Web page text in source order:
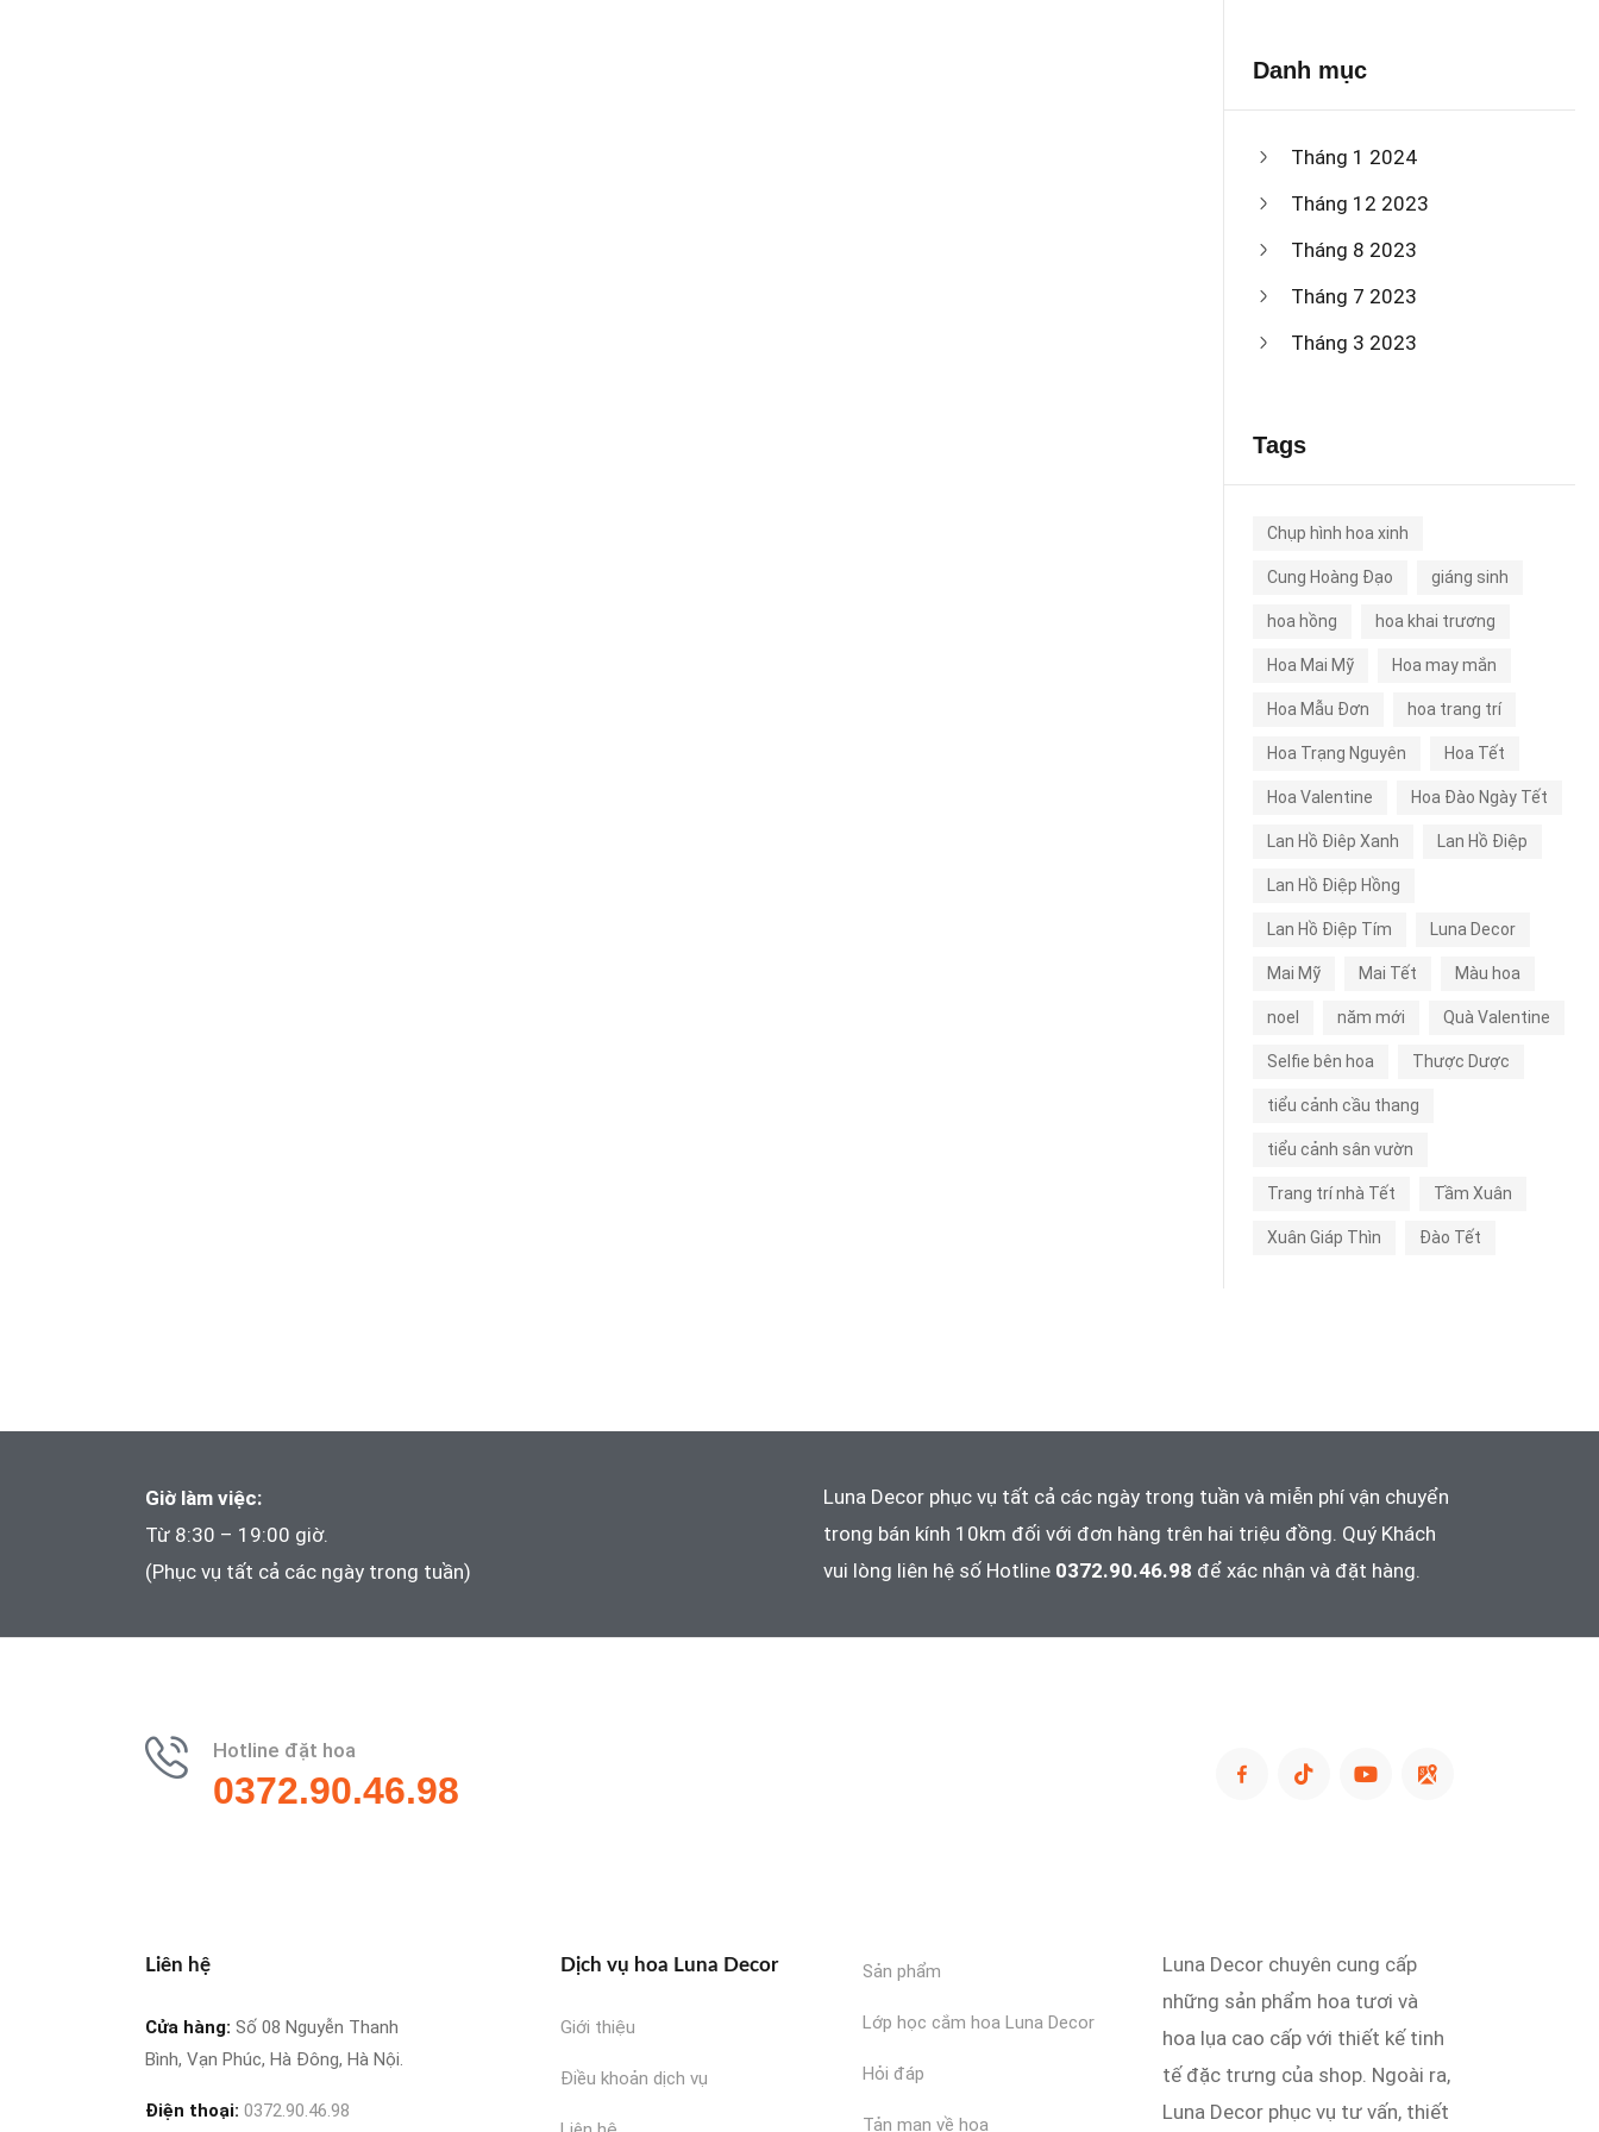
Danh mục
Tháng 1 2024
Tháng 12 2023
Tháng 8 2023
Tháng 7 2023
Tháng 3 2023
Tags
Chụp hình hoa xinh
Cung Hoàng Đạo giáng sinh
hoa hồng hoa khai trương
Hoa Mai Mỹ Hoa may mắn
Hoa Mẫu Đơn hoa trang trí
Hoa Trạng Nguyên Hoa Tết
Hoa Valentine Hoa Đào Ngày Tết
Lan Hồ Điêp Xanh Lan Hồ Điệp
Lan Hồ Điệp Hồng
Lan Hồ Điệp Tím Luna Decor
Mai Mỹ Mai Tết Màu hoa
noel năm mới Quà Valentine
Selfie bên hoa Thược Dược
tiểu cảnh cầu thang
tiểu cảnh sân vườn
Trang trí nhà Tết Tầm Xuân
Xuân Giáp Thìn Đào Tết
Giờ làm việc:
Từ 8:30 – 19:00 giờ.
(Phục vụ tất cả các ngày trong tuần)
Luna Decor phục vụ tất cả các ngày trong tuần và miễn phí vận chuyển
trong bán kính 10km đối với đơn hàng trên hai triệu đồng. Quý Khách
vui lòng liên hệ số Hotline 0372.90.46.98 để xác nhận và đặt hàng.
Hotline đặt hoa
0372.90.46.98
Liên hệ
Cửa hàng: Số 08 Nguyễn Thanh
Bình, Vạn Phúc, Hà Đông, Hà Nội.
Điện thoại: 0372.90.46.98
Dịch vụ hoa Luna Decor
Giới thiệu
Điều khoản dịch vụ
Sản phẩm
Lớp học cắm hoa Luna Decor
Hỏi đáp
Tản mạn về hoa
Luna Decor chuyên cung cấp
những sản phẩm hoa tươi và
hoa lụa cao cấp với thiết kế tinh
tế đặc trưng của shop. Ngoài ra,
Luna Decor phục vụ tư vấn, thiết